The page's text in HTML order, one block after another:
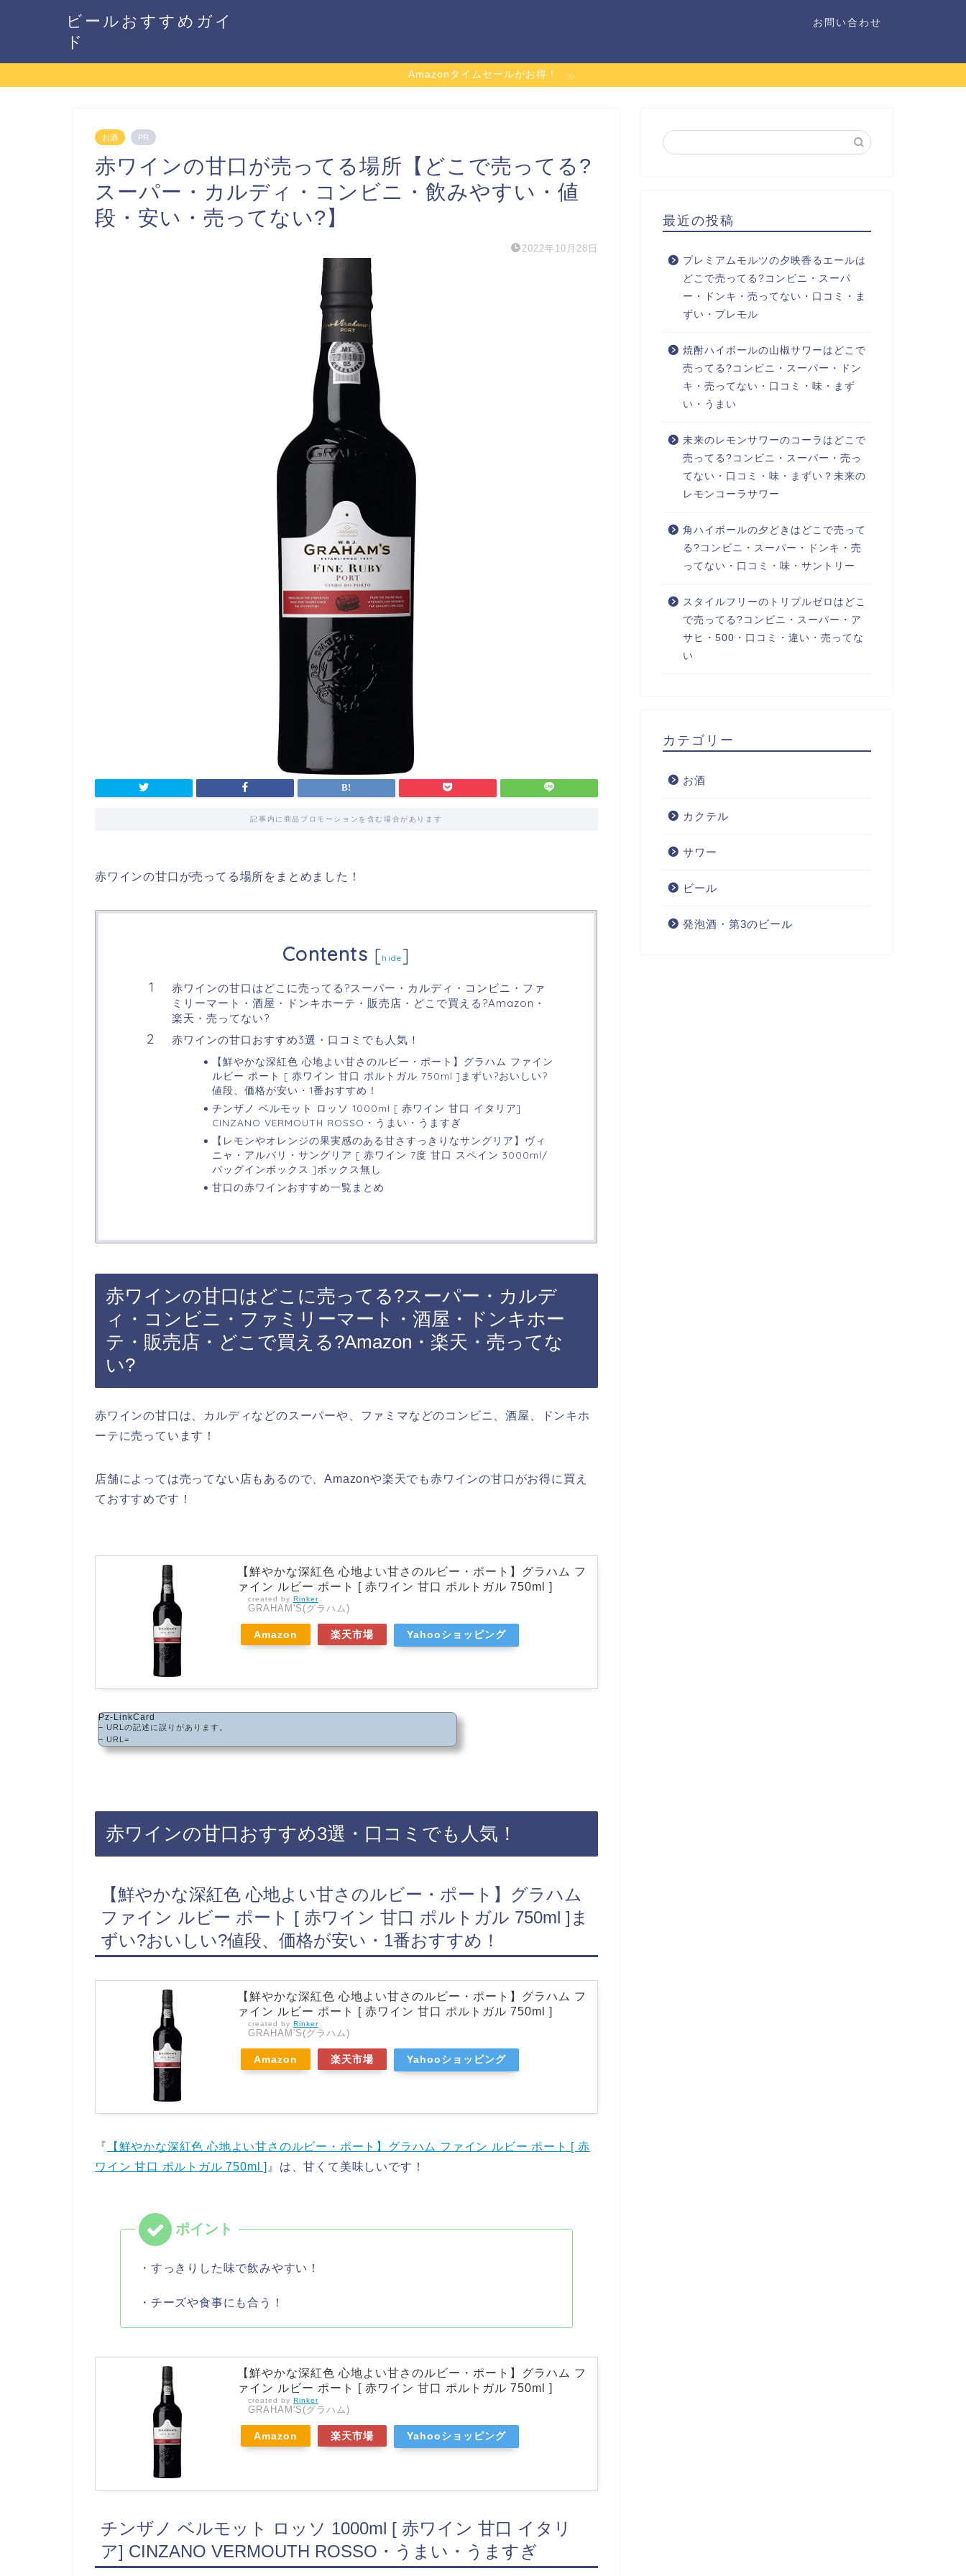
ビールおすすめガイ
ド
お問い合わせ
Amazonタイムセールがお得！
お酒 PR
赤ワインの甘口が売ってる場所【どこで売ってる?
スーパー・カルディ・コンビニ・飲みやすい・値
段・安い・売ってない?】
2022年10月28日
記事内に商品プロモーションを含む場合があります
赤ワインの甘口が売ってる場所をまとめました！
Contents [hide]
赤ワインの甘口はどこに売ってる?スーパー・カルディ・コンビニ・ファ
ミリーマート・酒屋・ドンキホーテ・販売店・どこで買える?Amazon・
楽天・売ってない?
赤ワインの甘口おすすめ3選・口コミでも人気！
【鮮やかな深紅色 心地よい甘さのルビー・ポート】グラハム ファイン
ルビー ポート [ 赤ワイン 甘口 ポルトガル 750ml ]まずい?おいしい?
値段、価格が安い・1番おすすめ！
チンザノ ベルモット ロッソ 1000ml [ 赤ワイン 甘口 イタリア]
CINZANO VERMOUTH ROSSO・うまい・うますぎ
【レモンやオレンジの果実感のある甘さすっきりなサングリア】ヴィ
ニャ・アルバリ・サングリア [ 赤ワイン 7度 甘口 スペイン 3000ml/
バッグインボックス ]ボックス無し
甘口の赤ワインおすすめ一覧まとめ
赤ワインの甘口はどこに売ってる?スーパー・カルデ
ィ・コンビニ・ファミリーマート・酒屋・ドンキホー
テ・販売店・どこで買える?Amazon・楽天・売ってな
い?
赤ワインの甘口は、カルディなどのスーパーや、ファミマなどのコンビニ、酒屋、ドンキホ
ーテに売っています！
店舗によっては売ってない店もあるので、Amazonや楽天でも赤ワインの甘口がお得に買え
ておすすめです！
【鮮やかな深紅色 心地よい甘さのルビー・ポート】グラハム フ
ァイン ルビー ポート [ 赤ワイン 甘口 ポルトガル 750ml ]
created by Rinker
GRAHAM'S(グラハム)
Amazon 楽天市場 Yahooショッピング
Pz-LinkCard
– URLの記述に誤りがあります。
– URL=
赤ワインの甘口おすすめ3選・口コミでも人気！
【鮮やかな深紅色 心地よい甘さのルビー・ポート】グラハム
ファイン ルビー ポート [ 赤ワイン 甘口 ポルトガル 750ml ]ま
ずい?おいしい?値段、価格が安い・1番おすすめ！
【鮮やかな深紅色 心地よい甘さのルビー・ポート】グラハム フ
ァイン ルビー ポート [ 赤ワイン 甘口 ポルトガル 750ml ]
created by Rinker
GRAHAM'S(グラハム)
Amazon 楽天市場 Yahooショッピング
『
【鮮やかな深紅色 心地よい甘さのルビー・ポート】グラハム ファイン ルビー ポート [ 赤
ワイン 甘口 ポルトガル 750ml ] 』は、甘くて美味しいです！
・すっきりした味で飲みやすい！
・チーズや食事にも合う！
【鮮やかな深紅色 心地よい甘さのルビー・ポート】グラハム フ
ァイン ルビー ポート [ 赤ワイン 甘口 ポルトガル 750ml ]
created by Rinker
GRAHAM'S(グラハム)
Amazon 楽天市場 Yahooショッピング
チンザノ ベルモット ロッソ 1000ml [ 赤ワイン 甘口 イタリ
ア] CINZANO VERMOUTH ROSSO・うまい・うますぎ
最近の投稿
プレミアムモルツの夕映香るエールは
どこで売ってる?コンビニ・スーパ
ー・ドンキ・売ってない・口コミ・ま
ずい・プレモル
焼酎ハイボールの山椒サワーはどこで
売ってる?コンビニ・スーパー・ドン
キ・売ってない・口コミ・味・まず
い・うまい
未来のレモンサワーのコーラはどこで
売ってる?コンビニ・スーパー・売っ
てない・口コミ・味・まずい？未来の
レモンコーラサワー
角ハイボールの夕どきはどこで売って
る?コンビニ・スーパー・ドンキ・売
ってない・口コミ・味・サントリー
スタイルフリーのトリプルゼロはどこ
で売ってる?コンビニ・スーパー・ア
サヒ・500・口コミ・違い・売ってな
い
カテゴリー
お酒
カクテル
サワー
ビール
発泡酒・第3のビール